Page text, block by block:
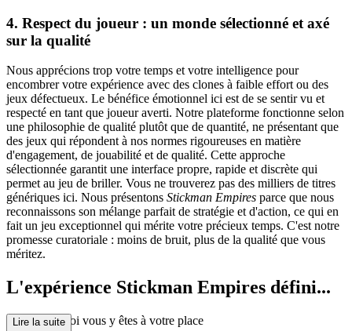
4. Respect du joueur : un monde sélectionné et axé
sur la qualité
Nous apprécions trop votre temps et votre intelligence pour
encombrer votre expérience avec des clones à faible effort ou des
jeux défectueux. Le bénéfice émotionnel ici est de se sentir vu et
respecté en tant que joueur averti. Notre plateforme fonctionne selon
une philosophie de qualité plutôt que de quantité, ne présentant que
des jeux qui répondent à nos normes rigoureuses en matière
d'engagement, de jouabilité et de qualité. Cette approche
sélectionnée garantit une interface propre, rapide et discrète qui
permet au jeu de briller. Vous ne trouverez pas des milliers de titres
génériques ici. Nous présentons Stickman Empires parce que nous
reconnaissons son mélange parfait de stratégie et d'action, ce qui en
fait un jeu exceptionnel qui mérite votre précieux temps. C'est notre
promesse curatoriale : moins de bruit, plus de la qualité que vous
méritez.
L'expérience Stickman Empires défini...
tive : Pourquoi vous y êtes à votre place
Lire la suite